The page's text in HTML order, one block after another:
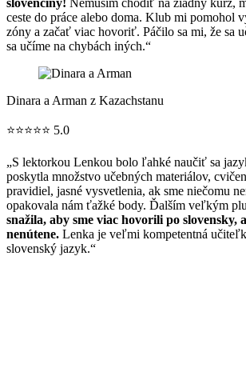
ceste do práce alebo doma. Klub mi pomohol
zóny a začať viac hovoriť. Páčilo sa mi, že sa
sa učíme na chybách iných.“
Dinara a Arman z Kazachstanu
⭐⭐⭐⭐⭐ 5.0
„S lektorkou Lenkou bolo ľahké naučiť sa
poskytla množstvo učebných materiálov,
pravidiel, jasné vysvetlenia, ak sme niečomu
opakovala nám ťažké body. Ďalším veľkým
snažila, aby sme viac hovorili po slovensky,
nenútene. Lenka je veľmi kompetentná
slovenský jazyk.“